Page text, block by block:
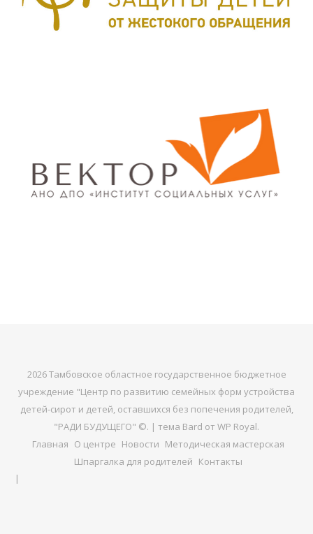
2026 Тамбовское областное государственное бюджетное
учреждение "Центр по развитию семейных форм устройства
детей-сирот и детей, оставшихся без попечения родителей,
"РАДИ БУДУЩЕГО" ©. | тема Bard от WP Royal.
Главная О центре Новости Методическая мастерская
Шпаргалка для родителей Контакты